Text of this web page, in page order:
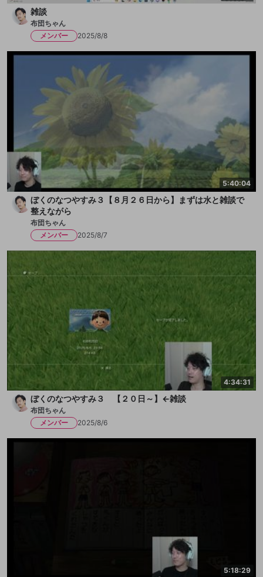
雑談
布団ちゃん
メンバー
2025/8/8
5:40:04
ぼくのなつやすみ３【８月２６日から】まずは水と雑談で
整えながら
布団ちゃん
メンバー
2025/8/7
4:34:31
ぼくのなつやすみ３ 【２０日～】←雑談
布団ちゃん
メンバー
2025/8/6
5:18:29